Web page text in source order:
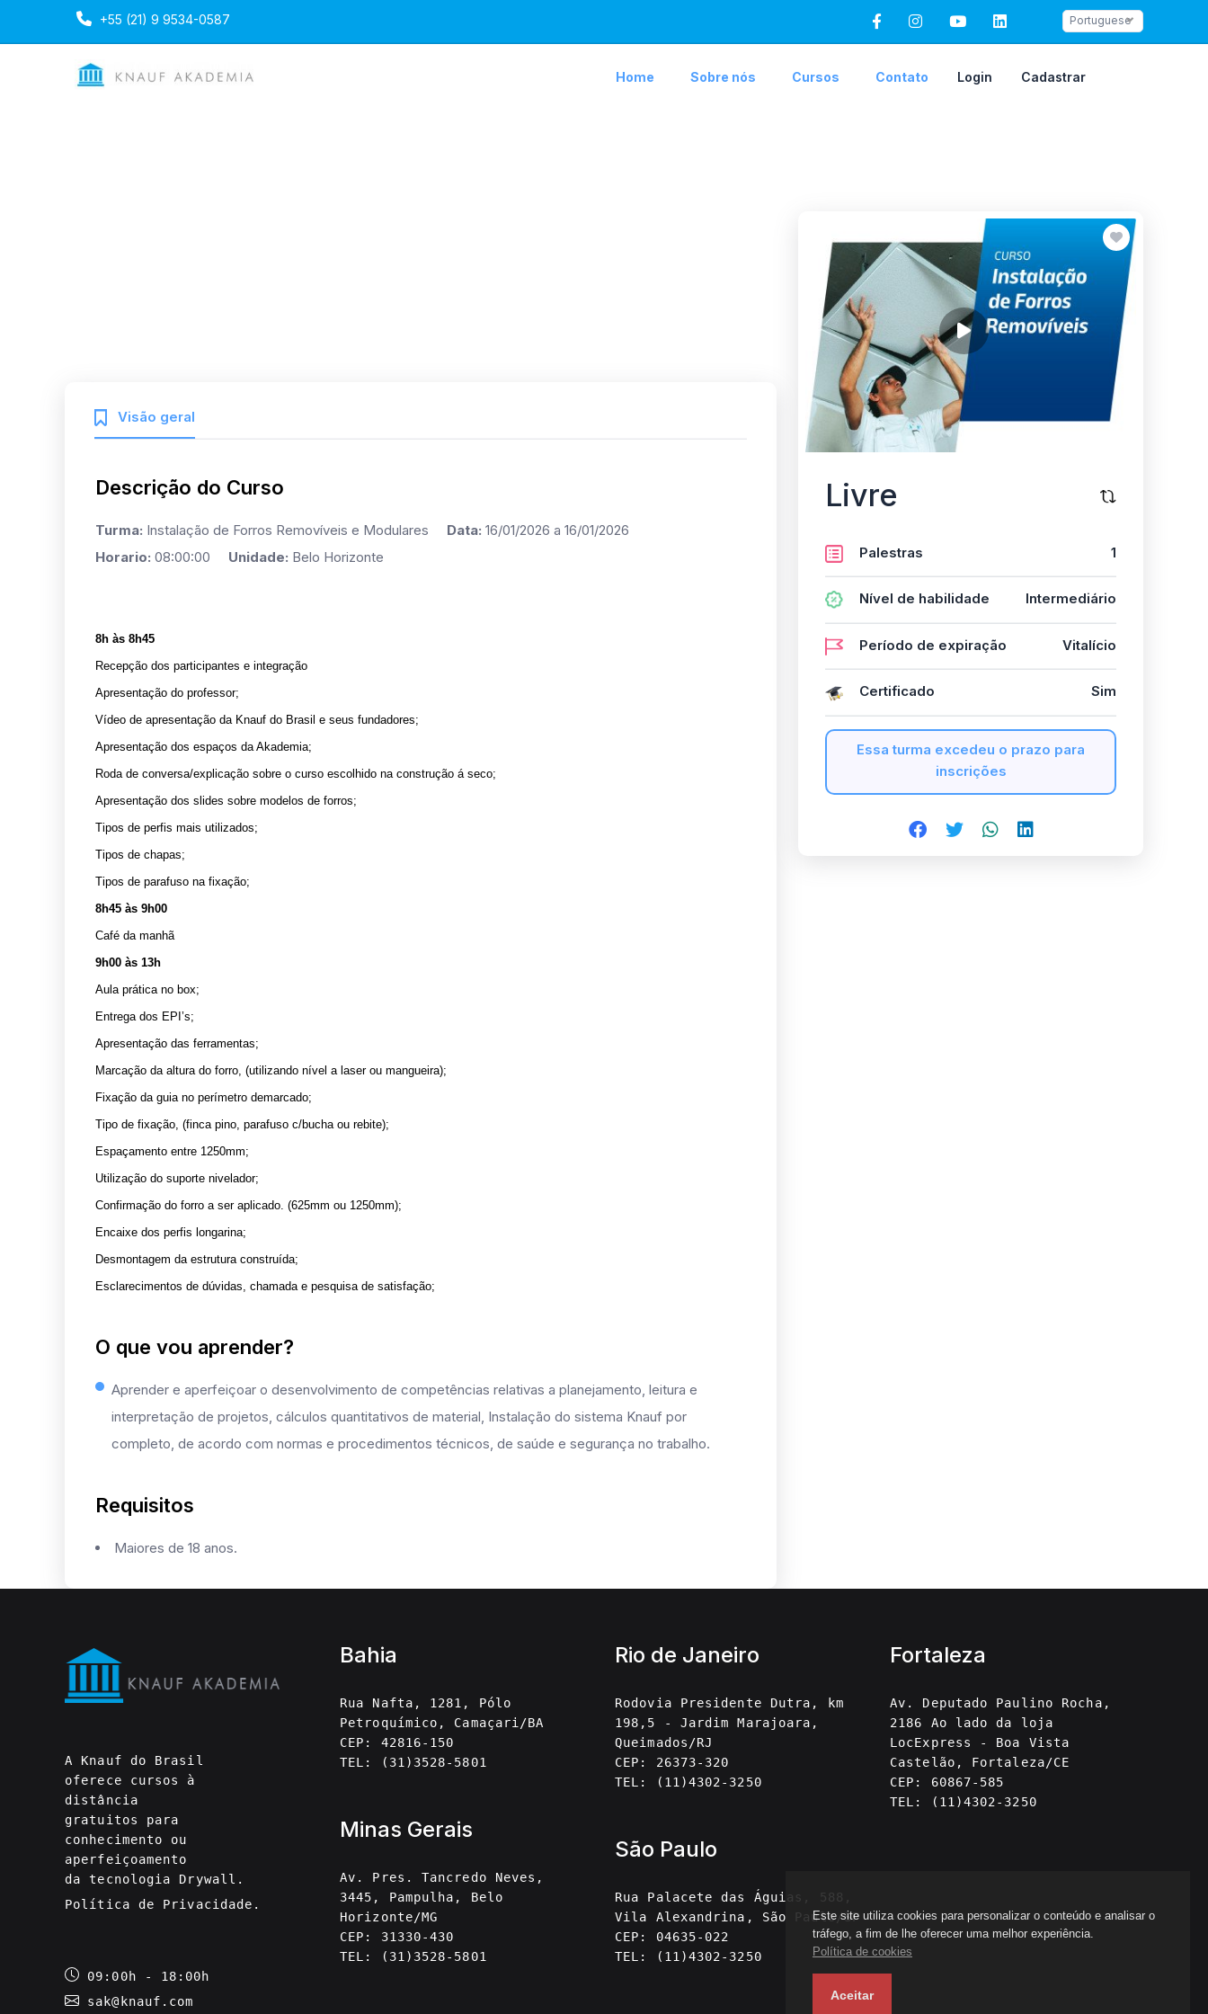
+55 (21) 9 9534-0587 Portuguese
Home Sobre nós Cursos Contato Login Cadastrar
Este site utiliza cookies para personalizar o conteúdo e analisar o
tráfego, a fim de lhe oferecer uma melhor experiência.
Política de cookies
Aceitar
Visão geral
Descrição do Curso
Turma: Instalação de Forros Removíveis e Modulares Data: 16/01/2026 a 16/01/2026
Horario: 08:00:00 Unidade: Belo Horizonte
8h às 8h45
Recepção dos participantes e integração
Apresentação do professor;
Vídeo de apresentação da Knauf do Brasil e seus fundadores;
Apresentação dos espaços da Akademia;
Roda de conversa/explicação sobre o curso escolhido na construção á seco;
Apresentação dos slides sobre modelos de forros;
Tipos de perfis mais utilizados;
Tipos de chapas;
Tipos de parafuso na fixação;
8h45 às 9h00
Café da manhã
9h00 às 13h
Aula prática no box;
Entrega dos EPI’s;
Apresentação das ferramentas;
Marcação da altura do forro, (utilizando nível a laser ou mangueira);
Fixação da guia no perímetro demarcado;
Tipo de fixação, (finca pino, parafuso c/bucha ou rebite);
Espaçamento entre 1250mm;
Utilização do suporte nivelador;
Confirmação do forro a ser aplicado. (625mm ou 1250mm);
Encaixe dos perfis longarina;
Desmontagem da estrutura construída;
Esclarecimentos de dúvidas, chamada e pesquisa de satisfação;
O que vou aprender?
Aprender e aperfeiçoar o desenvolvimento de competências relativas a planejamento, leitura e
interpretação de projetos, cálculos quantitativos de material, Instalação do sistema Knauf por
completo, de acordo com normas e procedimentos técnicos, de saúde e segurança no trabalho.
Requisitos
Maiores de 18 anos.
Livre
Palestras 1
Nível de habilidade Intermediário
Período de expiração Vitalício
Certificado Sim
Essa turma excedeu o prazo para
inscrições
A Knauf do Brasil
oferece cursos à
distância
gratuitos para
conhecimento ou
aperfeiçoamento
da tecnologia Drywall.
Política de Privacidade .
09:00h - 18:00h
sak@knauf.com
Bahia
Rua Nafta, 1281, Pólo
Petroquímico, Camaçari/BA
CEP: 42816-150
TEL: (31)3528-5801
Minas Gerais
Av. Pres. Tancredo Neves,
3445, Pampulha, Belo
Horizonte/MG
CEP: 31330-430
TEL: (31)3528-5801
Rio de Janeiro
Rodovia Presidente Dutra, km
198,5 - Jardim Marajoara,
Queimados/RJ
CEP: 26373-320
TEL: (11)4302-3250
São Paulo
Rua Palacete das Águias, 588,
Vila Alexandrina, São Paulo/SP
CEP: 04635-022
TEL: (11)4302-3250
Fortaleza
Av. Deputado Paulino Rocha,
2186 Ao lado da loja
LocExpress - Boa Vista
Castelão, Fortaleza/CE
CEP: 60867-585
TEL: (11)4302-3250